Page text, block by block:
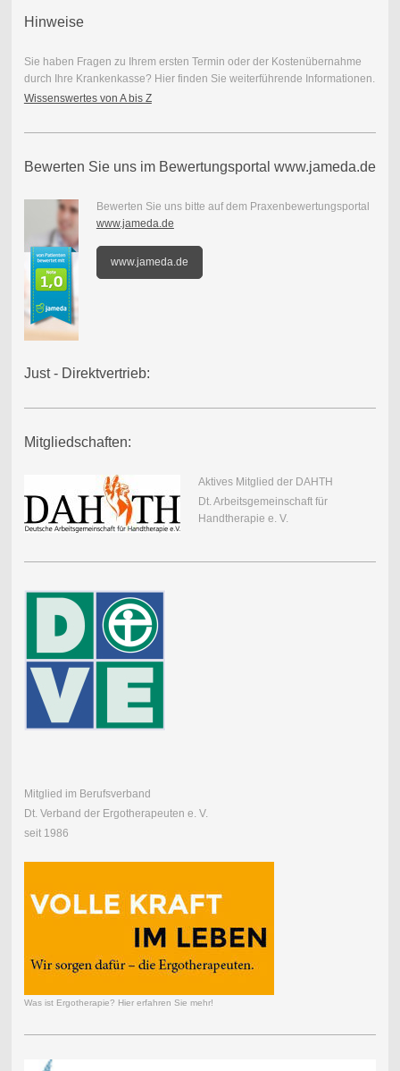
Hinweise
Sie haben Fragen zu Ihrem ersten Termin oder der Kostenübernahme
durch Ihre Krankenkasse? Hier finden Sie weiterführende Informationen.
Wissenswertes von A bis Z
Bewerten Sie uns im Bewertungsportal www.jameda.de
Bewerten Sie uns bitte auf dem Praxenbewertungsportal
www.jameda.de
www.jameda.de
Just - Direktvertrieb:
Mitgliedschaften:
Aktives Mitglied der DAHTH
Dt. Arbeitsgemeinschaft für
Handtherapie e. V.
Mitglied im Berufsverband
Dt. Verband der Ergotherapeuten e. V.
seit 1986
Was ist Ergotherapie? Hier erfahren Sie mehr!